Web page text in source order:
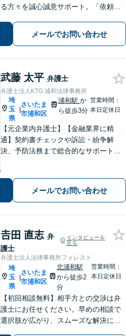
る方々を誠心誠意サポート。「依頼者
女問題／借金問題／相続／企業法務／
刑事事件／交通事故／労働問題など、
メールでお問い合わせ
武藤 太平 弁護士
弁護士法人KTG 浦和法律事務所
埼
玉
県
|
さいたま
市浦和区
浦和駅 か
ら徒歩3分
営業時間：
本日定休日
【元企業内弁護士】【金融業界に精
通】契約書チェックや訴訟・紛争解
決、予防法務まで総合的なサポートが
メールでお問い合わせ
𠮷田 直志 弁
護士
インタビューを
見る
弁護士法人法律事務所フォレスト
埼
玉
県
|
さいたま
市浦和区
北浦和駅
から徒歩2
分
営業時間：
本日定休日
【初回相談無料】相手方との交渉は弁
護士にお任せください。早めの相談で
選択肢が広がり、スムーズな解決につ